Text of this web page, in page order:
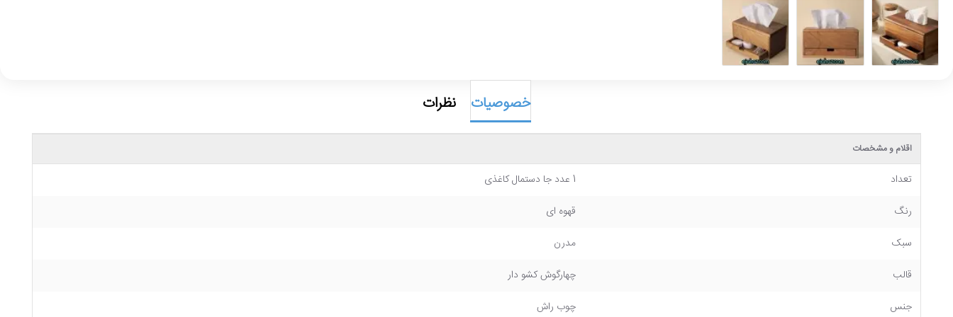
خصوصیات نظرات
اقلام و مشخصات
تعداد
1 عدد جا دستمال کاغذی
رنگ
قهوه ای
سبک
مدرن
قالب
چهارگوش کشو دار
جنس
چوب راش